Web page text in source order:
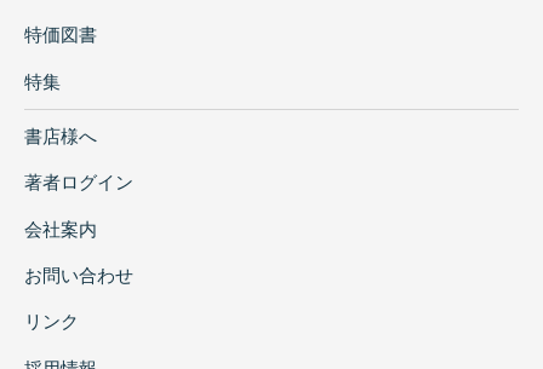
特価図書
特集
書店様へ
著者ログイン
会社案内
お問い合わせ
リンク